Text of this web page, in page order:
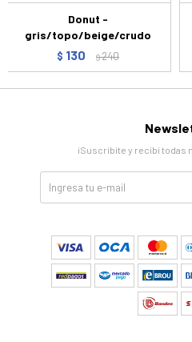
Donut -
gris/topo/beige/crudo
$ 130 $240
¡Suscribite y recibí todas